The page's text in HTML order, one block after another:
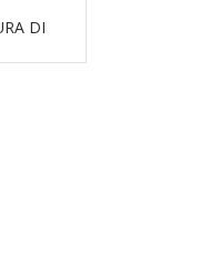
DI